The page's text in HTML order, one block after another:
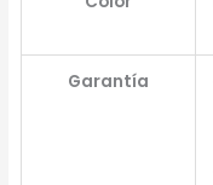
Garantía